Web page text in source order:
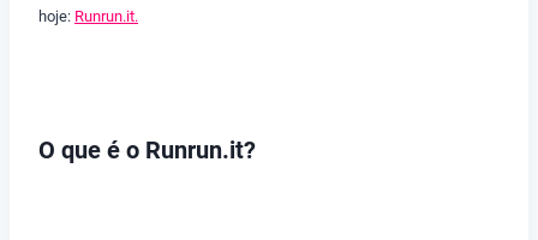
hoje: Runrun.it.
O que é o Runrun.it?